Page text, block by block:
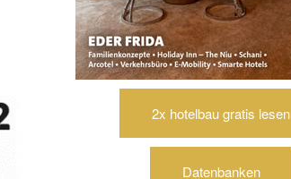
2x hotelbau gratis lesen
Datenbanken